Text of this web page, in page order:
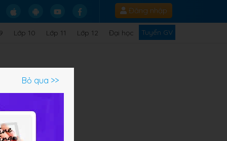
Đăng nhập
Lớp 10 Lớp 11 Lớp 12 Đại học Tuyển GV
Bỏ qua >>